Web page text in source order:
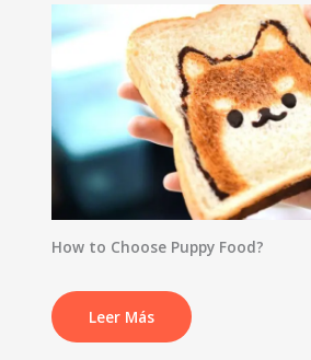
How to Choose Puppy Food?
Leer Más